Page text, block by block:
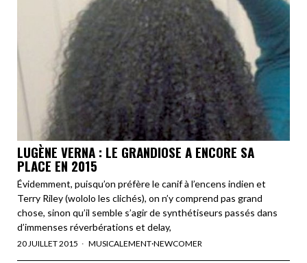
LUGÈNE VERNA : LE GRANDIOSE A ENCORE SA
PLACE EN 2015
Évidemment, puisqu’on préfère le canif à l’encens indien et
Terry Riley (wololo les clichés), on n’y comprend pas grand
chose, sinon qu’il semble s’agir de synthétiseurs passés dans
d’immenses réverbérations et delay,
20 JUILLET 2015 MUSICALEMENT·NEWCOMER